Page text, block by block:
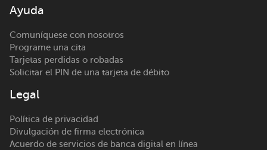
Ayuda
Comuníquese con nosotros
Programe una cita
Tarjetas perdidas o robadas
Solicitar el PIN de una tarjeta de débito
Legal
Política de privacidad
Divulgación de firma electrónica
Acuerdo de servicios de banca digital en línea